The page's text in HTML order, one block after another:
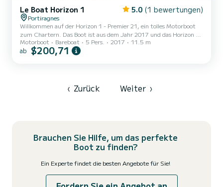
Le Boat Horizon 1 5.0 (1 bewertungen)
Portiragnes
Willkommen auf der Horizon 1 - Premier 21, ein tolles Motorboot
zum Chartern. Das Boot ist aus dem Jahr 2017 und das Horizon 1
bringt Sie zu den schönsten Ankerplätzen um Portiragnes. Das
Boot hat 2 Kabinen mit allem Komfort und eine Kapazität von 5
Komfort verfügt Horizon 1 - Premier 21 über 1 Toiletten mit...
Motorboot Bareboat 5 Pers. 2017 11.5 m
ab $200,71
‹ Zurück Weiter ›
Brauchen Sie Hilfe, um das perfekte
Boot zu finden?
Ein Experte findet die besten Angebote für Sie!